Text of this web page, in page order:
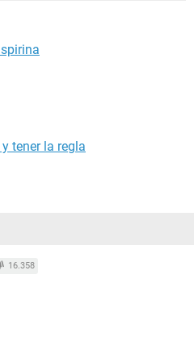
tener la regla
16.358